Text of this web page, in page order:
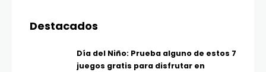
Destacados
Día del Niño: Prueba alguno de estos 7
juegos gratis para disfrutar en